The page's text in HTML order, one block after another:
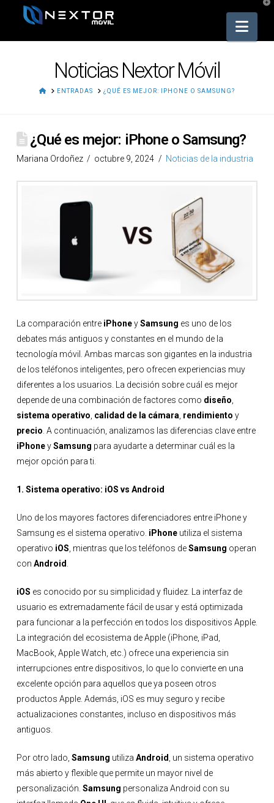
Noticias Nextor Móvil
HOMEENTRADAS ¿QUÉ ES MEJOR: IPHONE O SAMSUNG?
¿Qué es mejor: iPhone o Samsung?
Mariana Ordoñez octubre 9, 2024 Noticias de la industria
La comparación entre iPhoneySamsung es uno de los
debates más antiguos y constantes en el mundo de la
tecnología móvil. Ambas marcas son gigantes en la industria
de los teléfonos inteligentes, pero ofrecen experiencias muy
diferentes a los usuarios. La decisión sobre cuál es mejor
depende de una combinación de factores como diseño,
sistema operativo, calidad de la cámara, rendimiento y
precio. A continuación, analizamos las diferencias clave entre
iPhoneySamsung para ayudarte a determinar cuál es la
mejor opción para ti.
1. Sistema operativo: iOS vs Android
Uno de los mayores factores diferenciadores entre iPhone y
Samsung es el sistema operativo. iPhoneutiliza el sistema
operativo iOS, mientras que los teléfonos deSamsung operan
con Android.
iOS es conocido por su simplicidad y fluidez. La interfaz de
usuario es extremadamente fácil de usar y está optimizada
para funcionar a la perfección en todos los dispositivos Apple.
La integración del ecosistema de Apple (iPhone, iPad,
MacBook, Apple Watch, etc.) ofrece una experiencia sin
interrupciones entre dispositivos, lo que lo convierte en una
excelente opción para aquellos que ya poseen otros
productos Apple. Además, iOS es muy seguro y recibe
actualizaciones constantes, incluso en dispositivos más
antiguos.
Por otro lado, Samsung utiliza Android, un sistema operativo
más abierto y flexible que permite un mayor nivel de
personalización. Samsung personaliza Android con su